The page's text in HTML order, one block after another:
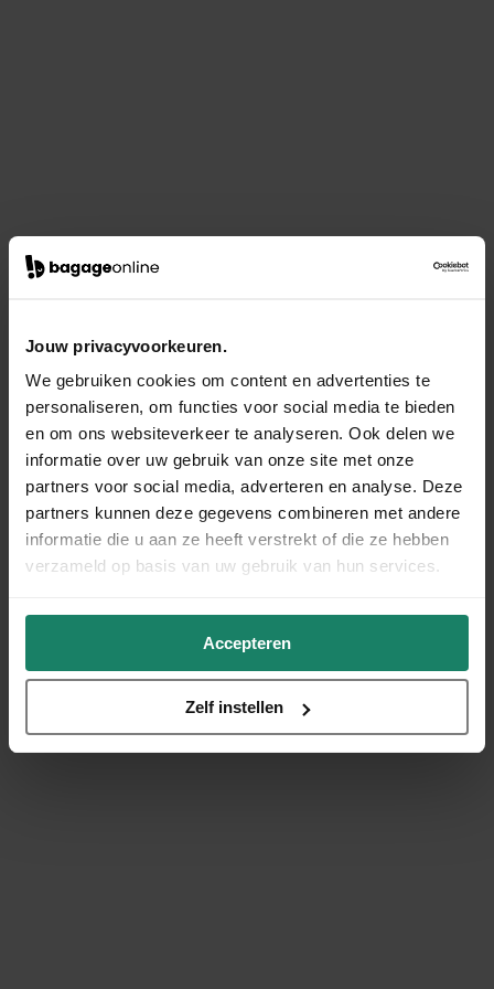
Jouw privacyvoorkeuren.
We gebruiken cookies om content en advertenties te
personaliseren, om functies voor social media te bieden
en om ons websiteverkeer te analyseren. Ook delen we
informatie over uw gebruik van onze site met onze
partners voor social media, adverteren en analyse. Deze
partners kunnen deze gegevens combineren met andere
informatie die u aan ze heeft verstrekt of die ze hebben
verzameld op basis van uw gebruik van hun services.
Accepteren
Zelf instellen